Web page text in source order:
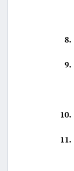
8
9
10
11